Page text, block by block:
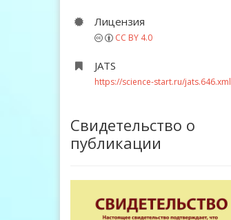
Лицензия
CC BY 4.0
JATS
https://science-start.ru/jats.646.xml
Свидетельство о
публикации